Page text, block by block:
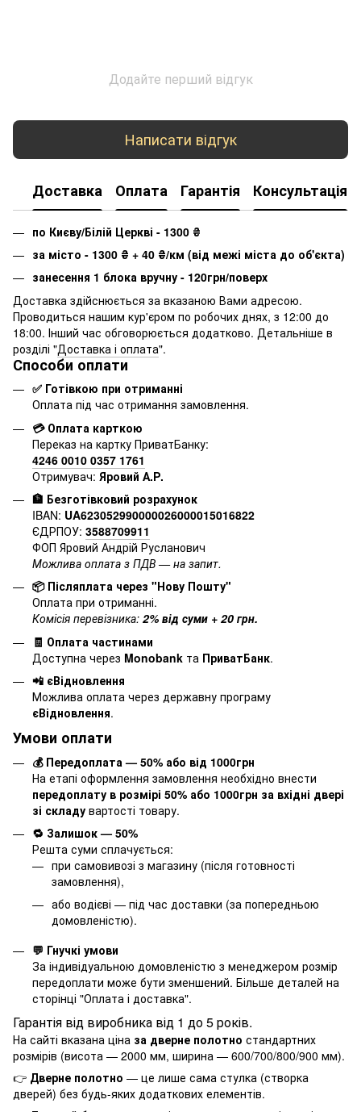
Додайте перший відгук
Написати відгук
Доставка Оплата Гарантія Консультація
по Києву/Білій Церкві - 1300 ₴
за місто - 1300 ₴ + 40 ₴/км (від межі міста до об'єкта)
занесення 1 блока вручну - 120грн/поверх
Доставка здійснюється за вказаною Вами адресою.
Проводиться нашим кур'єром по робочих днях, з 12:00 до
18:00. Інший час обговорюється додатково. Детальніше в
розділі "Доставка і оплата".
Способи оплати
✅ Готівкою при отриманні
Оплата під час отримання замовлення.
💳 Оплата карткою
Переказ на картку ПриватБанку:
4246 0010 0357 1761
Отримувач: Яровий А.Р.
🏦 Безготівковий розрахунок
IBAN: UA623052990000026000015016822
ЄДРПОУ: 3588709911
ФОП Яровий Андрій Русланович
Можлива оплата з ПДВ — на запит.
📦 Післяплата через "Нову Пошту"
Оплата при отриманні.
Комісія перевізника: 2% від суми + 20 грн.
🧾 Оплата частинами
Доступна через Monobank та ПриватБанк.
📲 єВідновлення
Можлива оплата через державну програму
єВідновлення.
Умови оплати
💰 Передоплата — 50% або від 1000грн
На етапі оформлення замовлення необхідно внести
передоплату в розмірі 50% або 1000грн за вхідні двері
зі складу вартості товару.
🔁 Залишок — 50%
Решта суми сплачується:
при самовивозі з магазину (після готовності
замовлення),
або водієві — під час доставки (за попередньою
домовленістю).
💬 Гнучкі умови
За індивідуальною домовленістю з менеджером розмір
передоплати може бути зменшений. Більше деталей на
сторінці "Оплата і доставка".
Гарантія від виробника від 1 до 5 років.
На сайті вказана ціна за дверне полотно стандартних
розмірів (висота — 2000 мм, ширина — 600/700/800/900 мм).
👉 Дверне полотно — це лише сама стулка (створка
дверей) без будь-яких додаткових елементів.